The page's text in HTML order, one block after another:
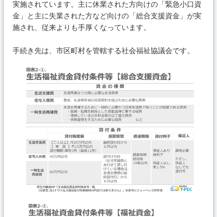
実施されています。主に休業された方向けの「緊急小口資
金」と主に失業された方など向けの「総合支援資金」が実
施され、従来よりも手厚くなっています。
手続き先は、市区町村を管轄する社会福祉協議会です。